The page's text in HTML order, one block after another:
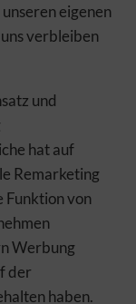
eigenen
verbleiben
und
hat auf
Remarketing
Funktion von
Werbung
der
haben.